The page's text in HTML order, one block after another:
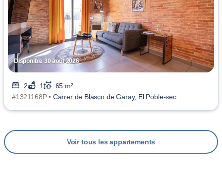
Disponible 30 août 2026
2 1
65 m²
#1321168P • Carrer de Blasco de Garay, El Poble-sec
Voir tous les appartements